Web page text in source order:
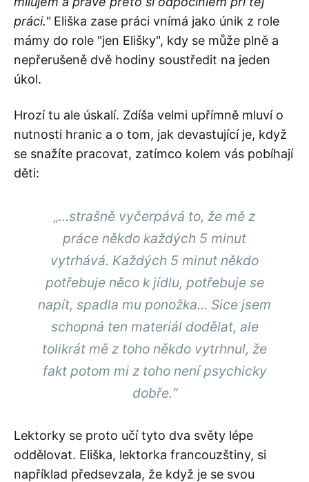
práci."Eliška zase práci vnímá jako únik z role
mámy do role "jen Elišky", kdy se může plně a
nepřerušeně dvě hodiny soustředit na jeden
úkol.
Hrozí tu ale úskalí. Zdíša velmi upřímně mluví o
nutnosti hranic a o tom, jak devastující je, když
se snažíte pracovat, zatímco kolem vás pobíhají
děti:
„...strašně vyčerpává to, že mě z
práce někdo každých 5 minut
vytrhává. Každých 5 minut někdo
potřebuje něco k jídlu, potřebuje se
napít, spadla mu ponožka... Sice jsem
schopná ten materiál dodělat, ale
tolikrát mě z toho někdo vytrhnul, že
fakt potom mi z toho není psychicky
dobře.“
Lektorky se proto učí tyto dva světy lépe
oddělovat. Eliška, lektorka francouzštiny, si
například předsevzala, že když je se svou